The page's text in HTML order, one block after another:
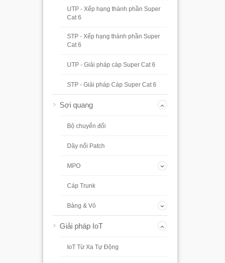
UTP - Xếp hạng thành phần Super
Cat 6
STP - Xếp hạng thành phần Super
Cat 6
UTP - Giải pháp cáp Super Cat 6
STP - Giải pháp Cáp Super Cat 6
Sợi quang
Bộ chuyển đổi
Dây nối Patch
MPO
Cáp Trunk
Bảng & Vỏ
Giải pháp IoT
IoT Từ Xa Tự Động